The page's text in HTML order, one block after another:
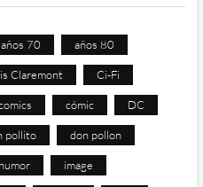
años 70 años 80
Claremont Ci-Fi
cómic DC
pollito don pollon
humor image